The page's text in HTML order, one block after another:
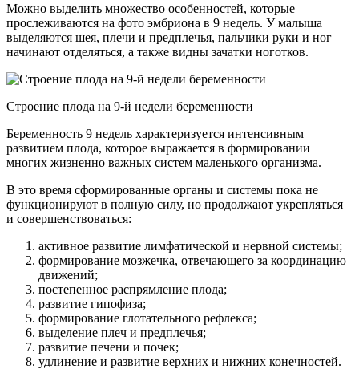
Можно выделить множество особенностей, которые
прослеживаются на фото эмбриона в 9 недель. У малыша
выделяются шея, плечи и предплечья, пальчики руки и ног
начинают отделяться, а также видны зачатки ноготков.
Строение плода на 9-й недели беременности
Беременность 9 недель характеризуется интенсивным
развитием плода, которое выражается в формировании
многих жизненно важных систем маленького организма.
В это время сформированные органы и системы пока не
функционируют в полную силу, но продолжают укрепляться
и совершенствоваться:
активное развитие лимфатической и нервной системы;
формирование мозжечка, отвечающего за координацию
движений;
постепенное распрямление плода;
развитие гипофиза;
формирование глотательного рефлекса;
выделение плеч и предплечья;
развитие печени и почек;
удлинение и развитие верхних и нижних конечностей.